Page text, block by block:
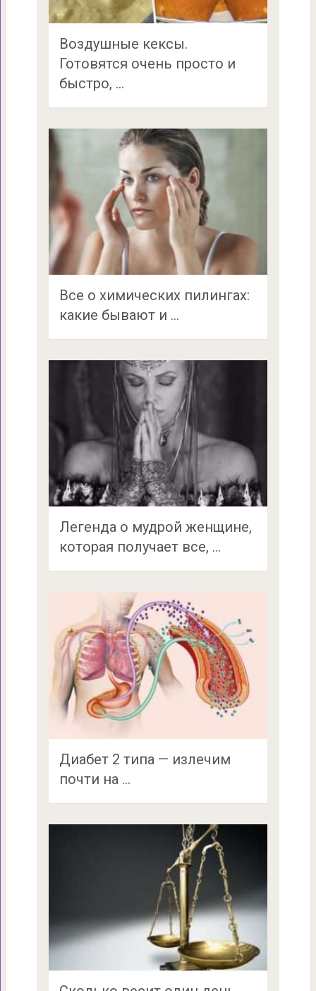
Воздушные кексы.
Готовятся очень просто и
быстро, …
Все о химических пилингах:
какие бывают и …
Легенда о мудрой женщине,
которая получает все, …
Диабет 2 типа — излечим
почти на …